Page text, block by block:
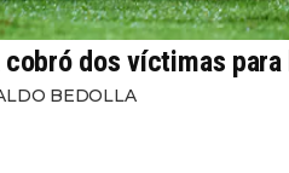
cobró dos víctimas para
BEDOLLA